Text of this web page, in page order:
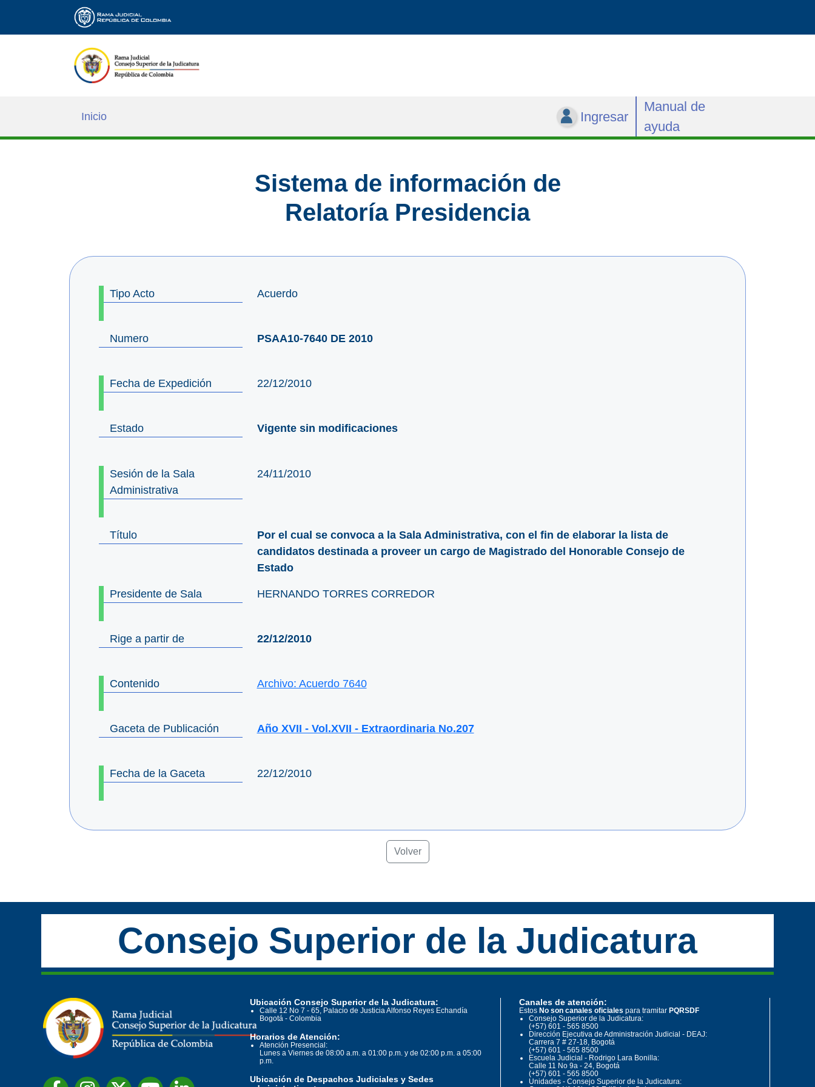
Inicio Ingresar
Manual de
ayuda
Sistema de información de
Relatoría Presidencia
Tipo Acto Acuerdo
Numero PSAA10-7640 DE 2010
Fecha de Expedición 22/12/2010
Estado Vigente sin modificaciones
Sesión de la Sala
Administrativa
24/11/2010
Título
Por el cual se convoca a la Sala Administrativa, con el fin de elaborar la lista de
candidatos destinada a proveer un cargo de Magistrado del Honorable Consejo de
Estado
Presidente de Sala HERNANDO TORRES CORREDOR
Rige a partir de 22/12/2010
Contenido Archivo: Acuerdo 7640
Gaceta de Publicación Año XVII - Vol.XVII - Extraordinaria No.207
Fecha de la Gaceta 22/12/2010
Volver
Consejo Superior de la Judicatura
Ubicación Consejo Superior de la Judicatura:
Calle 12 No 7 - 65, Palacio de Justicia Alfonso Reyes Echandía
Bogotá - Colombia
Horarios de Atención:
Atención Presencial:
Lunes a Viernes de 08:00 a.m. a 01:00 p.m. y de 02:00 p.m. a 05:00
p.m.
Ubicación de Despachos Judiciales y Sedes
Canales de atención:
Estos No son canales oficiales para tramitar PQRSDF
Consejo Superior de la Judicatura:
(+57) 601 - 565 8500
Dirección Ejecutiva de Administración Judicial - DEAJ:
Carrera 7 # 27-18, Bogotá
(+57) 601 - 565 8500
Escuela Judicial - Rodrigo Lara Bonilla:
Calle 11 No 9a - 24, Bogotá
(+57) 601 - 565 8500
Unidades - Consejo Superior de la Judicatura: